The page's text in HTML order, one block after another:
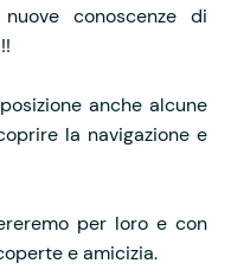
conoscenze di
anche alcune
la navigazione e
per loro e con
e amicizia.